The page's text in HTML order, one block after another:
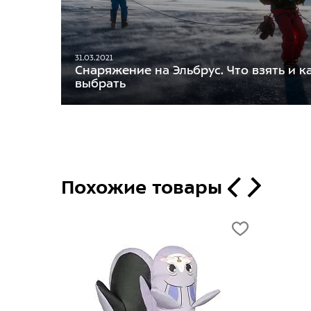
31.03.2021
Снаряжение на Эльбрус. Что взять и
выбрать
Похожие товары